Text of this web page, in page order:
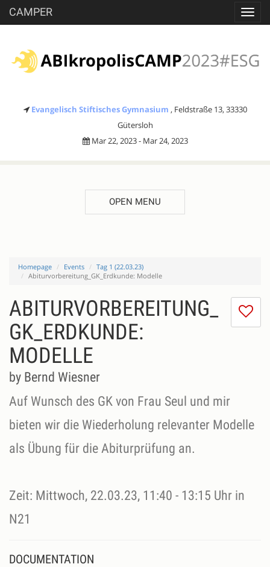
CAMPER
Evangelisch Stiftisches Gymnasium , Feldstraße 13, 33330
Gütersloh
Mar 22, 2023 - Mar 24, 2023
OPEN MENU
Homepage Events
Tag 1 (22.03.23)
Abiturvorbereitung_GK_Erdkunde: Modelle
I
ABITURVORBEREITUNG_
GK_ERDKUNDE:
MODELLE
by Bernd Wiesner
Auf Wunsch des GK von Frau Seul und mir
bieten wir die Wiederholung relevanter Modelle
als Übung für die Abiturprüfung an.
Zeit: Mittwoch, 22.03.23, 11:40 - 13:15 Uhr in
N21
DOCUMENTATION